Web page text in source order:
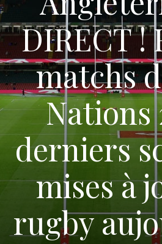
DIRECT !
matchs
Nations
derniers
mises à
rugby